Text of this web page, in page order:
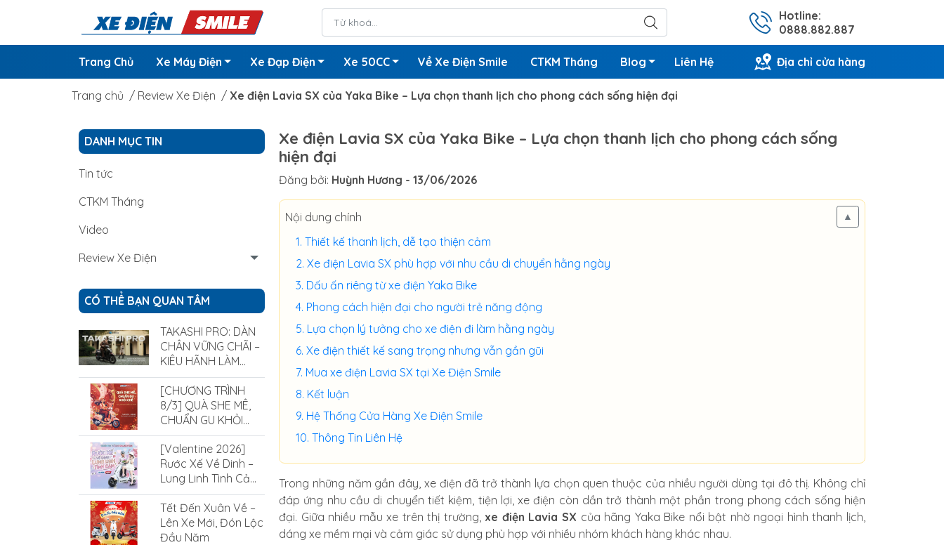
Hotline:
0888.882.887
Trang Chủ Xe Máy Điện Xe Đạp Điện Xe 50CC Về Xe Điện Smile CTKM Tháng Blog Liên Hệ Địa chỉ cửa hàng
Trang chủ / Review Xe Điện / Xe điện Lavia SX của Yaka Bike – Lựa chọn thanh lịch cho phong cách sống hiện đại
Xe điện Lavia SX của Yaka Bike – Lựa chọn thanh lịch cho phong cách sống
hiện đại
Đăng bởi: Huỳnh Hương - 13/06/2026
Nội dung chính ▲
Thiết kế thanh lịch, dễ tạo thiện cảm
Xe điện Lavia SX phù hợp với nhu cầu di chuyển hằng ngày
Dấu ấn riêng từ xe điện Yaka Bike
Phong cách hiện đại cho người trẻ năng động
Lựa chọn lý tưởng cho xe điện đi làm hằng ngày
Xe điện thiết kế sang trọng nhưng vẫn gần gũi
Mua xe điện Lavia SX tại Xe Điện Smile
Kết luận
Hệ Thống Cửa Hàng Xe Điện Smile
Thông Tin Liên Hệ
Trong những năm gần đây, xe điện đã trở thành lựa chọn quen thuộc của nhiều người dùng tại đô thị. Không chỉ
đáp ứng nhu cầu di chuyển tiết kiệm, tiện lợi, xe điện còn dần trở thành một phần trong phong cách sống hiện
đại. Giữa nhiều mẫu xe trên thị trường, xe điện Lavia SX của hãng Yaka Bike nổi bật nhờ ngoại hình thanh lịch,
dáng xe mềm mại và cảm giác sử dụng phù hợp với nhiều nhóm khách hàng khác nhau.
DANH MỤC TIN
Tin tức
CTKM Tháng
Video
Review Xe Điện
CÓ THỂ BẠN QUAN TÂM
TAKASHI PRO: DÀN
CHÂN VỮNG CHÃI –
KIÊU HÃNH LÀM
CHỦ MỌI ĐỊA HÌNH
[CHƯƠNG TRÌNH
8/3] QUÀ SHE MÊ,
CHUẨN GU KHỎI
CHÊ CÙNG XE ĐIỆN
SMILE
[Valentine 2026]
Rước Xế Về Dinh –
Lung Linh Tình Cảm
Cùng Xe Điện Smile
Tết Đến Xuân Về –
Lên Xe Mới, Đón Lộc
Đầu Năm